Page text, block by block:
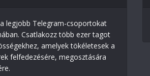
legjobb Telegram-csoportokat
Csatlakozz több ezer tagot
amelyek tökéletesek a
felfedezésére, megosztására